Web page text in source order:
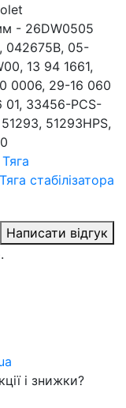
- 26DW0505
042675B, 05-
13 94 1661,
0006, 29-16 060
01, 33456-PCS-
51293HPS,
Тяга
Тяга стабілізатора
Написати відгук
і знижки?